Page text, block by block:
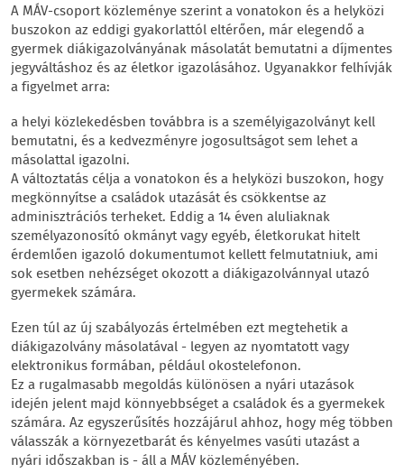
A MÁV-csoport közleménye szerint a vonatokon és a helyközi
buszokon az eddigi gyakorlattól eltérően, már elegendő a
gyermek diákigazolványának másolatát bemutatni a díjmentes
jegyváltáshoz és az életkor igazolásához. Ugyanakkor felhívják
a figyelmet arra:
a helyi közlekedésben továbbra is a személyigazolványt kell
bemutatni, és a kedvezményre jogosultságot sem lehet a
másolattal igazolni.
A változtatás célja a vonatokon és a helyközi buszokon, hogy
megkönnyítse a családok utazását és csökkentse az
adminisztrációs terheket. Eddig a 14 éven aluliaknak
személyazonosító okmányt vagy egyéb, életkorukat hitelt
érdemlően igazoló dokumentumot kellett felmutatniuk, ami
sok esetben nehézséget okozott a diákigazolvánnyal utazó
gyermekek számára.
Ezen túl az új szabályozás értelmében ezt megtehetik a
diákigazolvány másolatával - legyen az nyomtatott vagy
elektronikus formában, például okostelefonon.
Ez a rugalmasabb megoldás különösen a nyári utazások
idején jelent majd könnyebbséget a családok és a gyermekek
számára. Az egyszerűsítés hozzájárul ahhoz, hogy még többen
válasszák a környezetbarát és kényelmes vasúti utazást a
nyári időszakban is - áll a MÁV közleményében.